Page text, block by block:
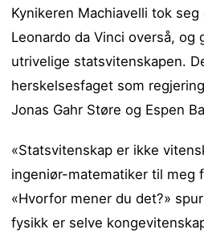
Kynikeren Machiavelli tok
Leonardo da Vinci overså,
utrivelige statsvitenskapen.
herskelsesfaget som
Jonas Gahr Støre og Espen
«Statsvitenskap er ikke
ingeniør-matematiker til meg
«Hvorfor mener du det?»
fysikk er selve